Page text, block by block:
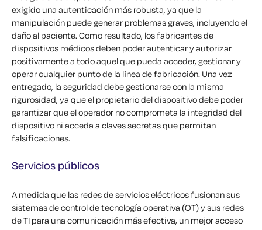
exigido una autenticación más robusta, ya que la
manipulación puede generar problemas graves, incluyendo el
daño al paciente. Como resultado, los fabricantes de
dispositivos médicos deben poder autenticar y autorizar
positivamente a todo aquel que pueda acceder, gestionar y
operar cualquier punto de la línea de fabricación. Una vez
entregado, la seguridad debe gestionarse con la misma
rigurosidad, ya que el propietario del dispositivo debe poder
garantizar que el operador no comprometa la integridad del
dispositivo ni acceda a claves secretas que permitan
falsificaciones.
Servicios públicos
A medida que las redes de servicios eléctricos fusionan sus
sistemas de control de tecnología operativa (OT) y sus redes
de TI para una comunicación más efectiva, un mejor acceso